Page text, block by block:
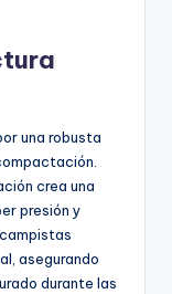
una robusta
crea una
presión y
asegurando
durante las